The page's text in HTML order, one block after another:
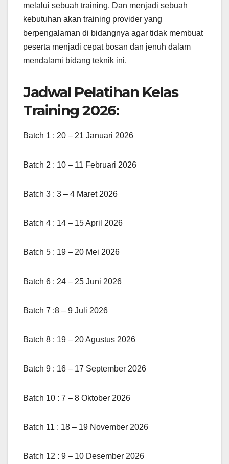
melalui sebuah training. Dan menjadi sebuah
kebutuhan akan training provider yang
berpengalaman di bidangnya agar tidak membuat
peserta menjadi cepat bosan dan jenuh dalam
mendalami bidang teknik ini.
Jadwal Pelatihan Kelas
Training 2026:
Batch 1 : 20 – 21 Januari 2026
Batch 2 : 10 – 11 Februari 2026
Batch 3 : 3 – 4 Maret 2026
Batch 4 : 14 – 15 April 2026
Batch 5 : 19 – 20 Mei 2026
Batch 6 : 24 – 25 Juni 2026
Batch 7 :8 – 9 Juli 2026
Batch 8 : 19 – 20 Agustus 2026
Batch 9 : 16 – 17 September 2026
Batch 10 : 7 – 8 Oktober 2026
Batch 11 : 18 – 19 November 2026
Batch 12 : 9 – 10 Desember 2026